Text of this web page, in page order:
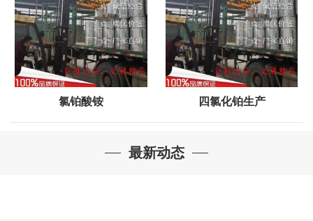
氯铂酸铵 四氯化铂生产
最新动态